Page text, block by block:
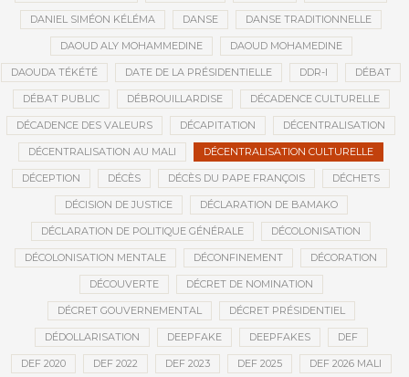
DANIEL SIMÉON KÉLÉMA DANSE DANSE TRADITIONNELLE
DAOUD ALY MOHAMMEDINE DAOUD MOHAMEDINE
DAOUDA TÉKÉTÉ DATE DE LA PRÉSIDENTIELLE DDR-I DÉBAT
DÉBAT PUBLIC DÉBROUILLARDISE DÉCADENCE CULTURELLE
DÉCADENCE DES VALEURS DÉCAPITATION DÉCENTRALISATION
DÉCENTRALISATION AU MALI DÉCENTRALISATION CULTURELLE
DÉCEPTION DÉCÈS DÉCÈS DU PAPE FRANÇOIS DÉCHETS
DÉCISION DE JUSTICE DÉCLARATION DE BAMAKO
DÉCLARATION DE POLITIQUE GÉNÉRALE DÉCOLONISATION
DÉCOLONISATION MENTALE DÉCONFINEMENT DÉCORATION
DÉCOUVERTE DÉCRET DE NOMINATION
DÉCRET GOUVERNEMENTAL DÉCRET PRÉSIDENTIEL
DÉDOLLARISATION DEEPFAKE DEEPFAKES DEF
DEF 2020 DEF 2022 DEF 2023 DEF 2025 DEF 2026 MALI